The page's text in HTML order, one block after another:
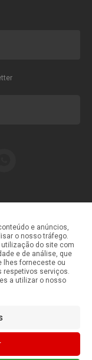
e anúncios,
o nosso tráfego.
do site com
e de análise, que
lhes forneceste ou
respetivos serviços.
a utilizar o nosso